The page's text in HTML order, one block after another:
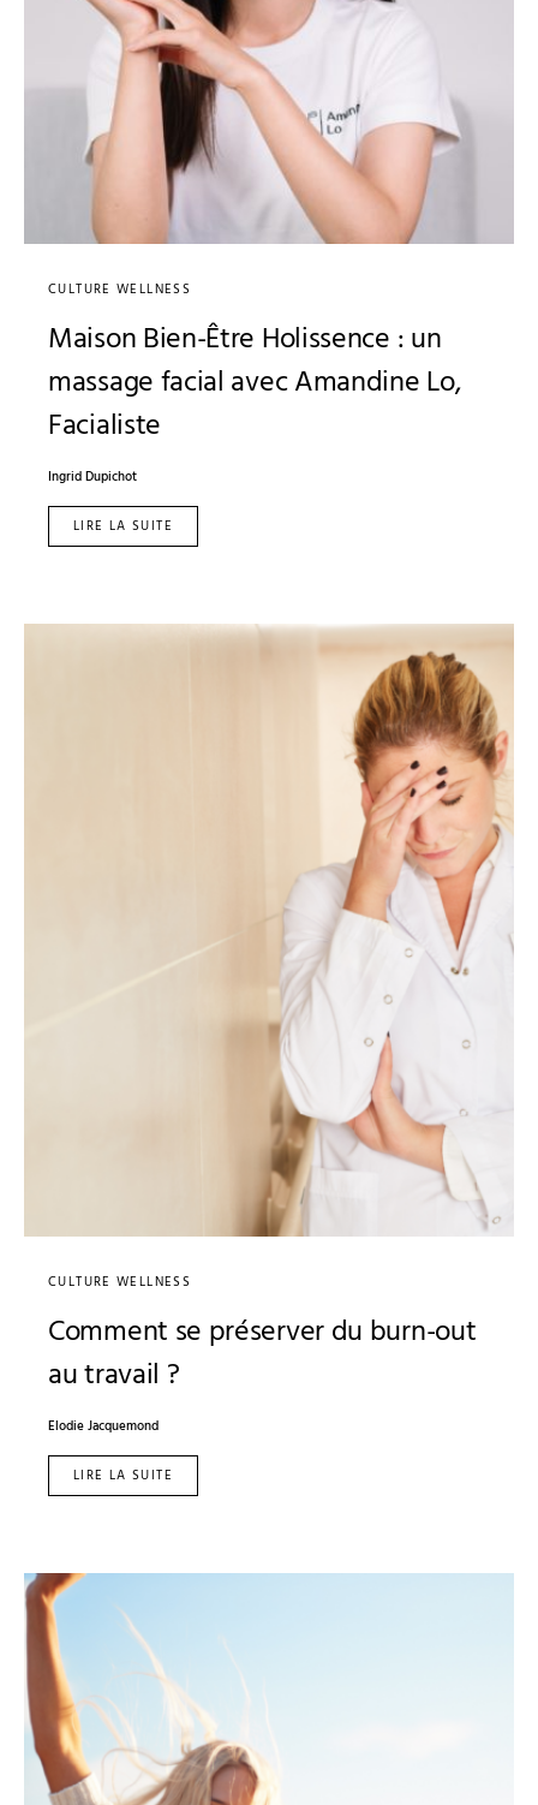
CULTURE WELLNESS
Maison Bien-Être Holissence : un
massage facial avec Amandine Lo,
Facialiste
Ingrid Dupichot
LIRE LA SUITE
CULTURE WELLNESS
Comment se préserver du burn-out
au travail ?
Elodie Jacquemond
LIRE LA SUITE